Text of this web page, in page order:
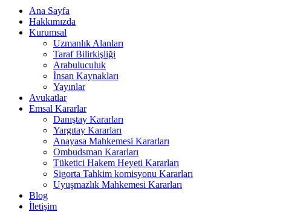
Ana Sayfa
Hakkımızda
Kurumsal
Uzmanlık Alanları
Taraf Bilirkişliği
Arabuluculuk
İnsan Kaynakları
Yayınlar
Avukatlar
Emsal Kararlar
Danıştay Kararları
Yargıtay Kararları
Anayasa Mahkemesi Kararları
Ombudsman Kararları
Tüketici Hakem Heyeti Kararları
Sigorta Tahkim komisyonu Kararları
Uyuşmazlık Mahkemesi Kararları
Blog
İletişim